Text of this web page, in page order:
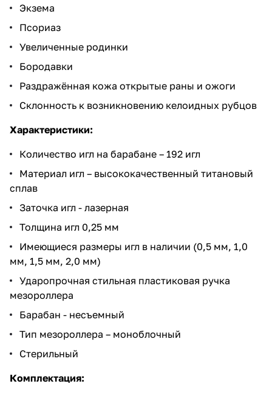
Экзема
Псориаз
Увеличенные родинки
Бородавки
Раздражённая кожа открытые раны и ожоги
Склонность к возникновению келоидных рубцов
Характеристики:
Количество игл на барабане – 192 игл
Материал игл – высококачественный титановый
сплав
Заточка игл - лазерная
Толщина игл 0,25 мм
Имеющиеся размеры игл в наличии (0,5 мм, 1,0
мм, 1,5 мм, 2,0 мм)
Ударопрочная стильная пластиковая ручка
мезороллера
Барабан - несъемный
Тип мезороллера – моноблочный
Стерильный
Комплектация: